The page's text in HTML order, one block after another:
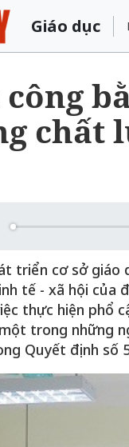
Giáo dục
công
chất
triển cơ sở
tế - xã hội của
thực hiện phổ
trong những
Quyết định số